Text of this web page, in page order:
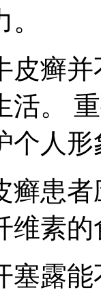
皮癣
活。
个人形
癣患
维素
塞露